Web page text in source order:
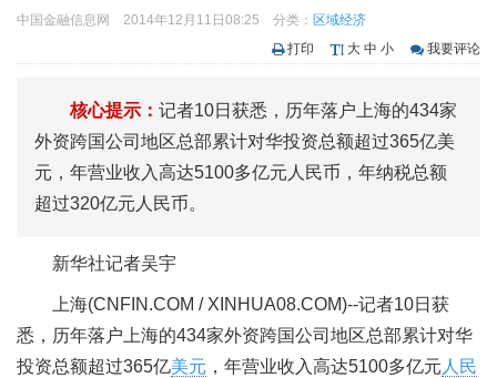
中国金融信息网 2014年12月11日08:25 分类： 区域经济
打印
大 中 小 我要评论
核心提示： 记者10日获悉，历年落户上海的434家
外资跨国公司地区总部累计对华投资总额超过365亿美
元，年营业收入高达5100多亿元人民币，年纳税总额
超过320亿元人民币。
新华社记者吴宇
上海(CNFIN.COM / XINHUA08.COM)--记者10日获
悉，历年落户上海的434家外资跨国公司地区总部累计对华
投资总额超过365亿美元 ，年营业收入高达5100多亿元 人民